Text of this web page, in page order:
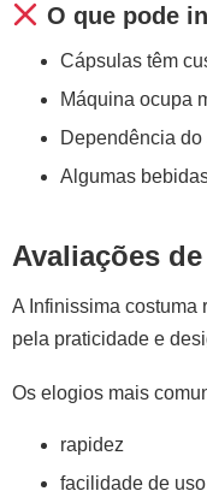
O que pode
Cápsulas têm
Máquina ocupa
Dependência
Algumas
Avaliações
A Infinissima costuma
pela praticidade e
Os elogios mais
rapidez
facilidade de uso